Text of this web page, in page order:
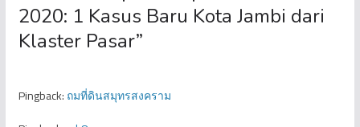
2020: 1 Kasus Baru Kota Jambi dari
Klaster Pasar”
Pingback:ถมที่ดินสมุทรสงคราม